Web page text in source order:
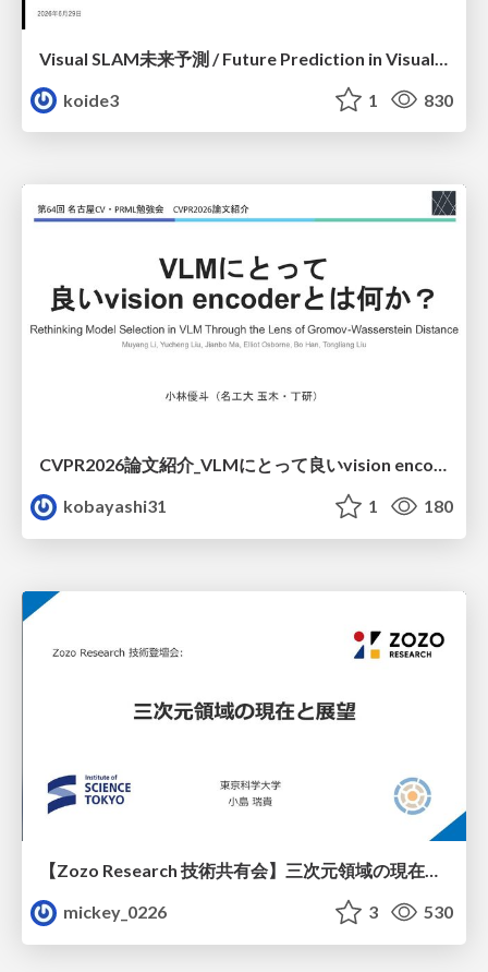
koide3
1 830
CVPR2026論文紹介_VLMにとって​良いvision encoderとは何か？​Rethinking Model Selection in VLM Through the Lens of Gromov-Wasserstein Distance​
kobayashi31
1 180
【Zozo Research 技術共有会】三次元領域の現在と展望
mickey_0226
3 530